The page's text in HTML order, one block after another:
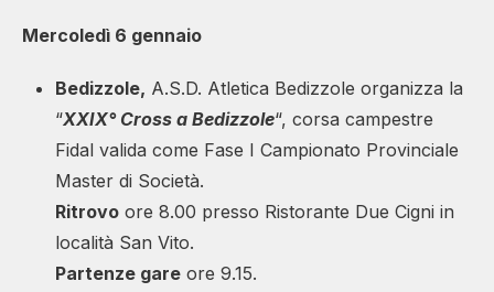
Mercoledì 6 gennaio
Bedizzole, A.S.D. Atletica Bedizzole organizza la
“XXIX° Cross a Bedizzole“, corsa campestre
Fidal valida come Fase I Campionato Provinciale
Master di Società.
Ritrovo ore 8.00 presso Ristorante Due Cigni in
località San Vito.
Partenze gare ore 9.15.